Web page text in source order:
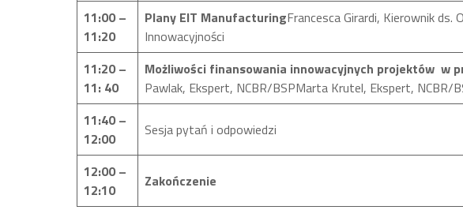
11:00 –
11:20
Plany EIT ManufacturingFrancesca Girardi, Kierownik ds.
Innowacyjności
11:20 –
11: 40
Możliwości finansowania innowacyjnych projektów w
Pawlak, Ekspert, NCBR/BSPMarta Krutel, Ekspert, NCBR/
11:40 –
12:00
Sesja pytań i odpowiedzi
12:00 –
12:10
Zakończenie